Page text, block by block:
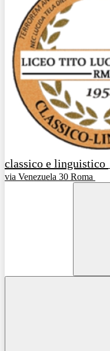
classico e linguistico
via Venezuela 30 Roma